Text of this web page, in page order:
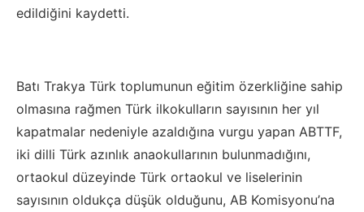
edildiğini kaydetti.
Batı Trakya Türk toplumunun eğitim özerkliğine sahip
olmasına rağmen Türk ilkokulların sayısının her yıl
kapatmalar nedeniyle azaldığına vurgu yapan ABTTF,
iki dilli Türk azınlık anaokullarının bulunmadığını,
ortaokul düzeyinde Türk ortaokul ve liselerinin
sayısının oldukça düşük olduğunu, AB Komisyonu’na